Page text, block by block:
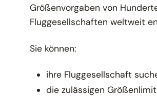
Größenvorgaben von
Fluggesellschaften weltweit
Sie können:
ihre Fluggesellschaft
die zulässigen